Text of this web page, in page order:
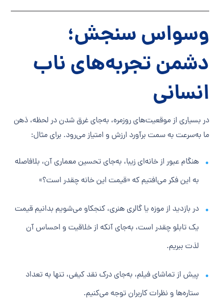
وسواس سنجش؛
دشمن تجربه‌های ناب
انسانی
در بسیاری از موقعیت‌های روزمره، به‌جای غرق شدن در لحظه، ذهن‌
ما به‌سرعت به سمت برآورد ارزش و امتیاز می‌رود. برای مثال:
هنگام عبور از خانه‌ای زیبا، به‌جای تحسین معماری آن، بلافاصله
به این فکر می‌افتیم که «قیمت این خانه چقدر است؟»
در بازدید از موزه یا گالری هنری، کنجکاو می‌شویم بدانیم قیمت
یک تابلو چقدر است، به‌جای آنکه از خلاقیت و احساس آن
لذت ببریم.
پیش از تماشای فیلم، به‌جای درک نقد کیفی، تنها به تعداد
ستاره‌ها و نظرات کاربران توجه می‌کنیم.